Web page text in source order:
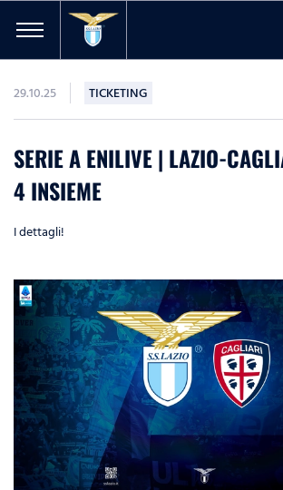
29.10.25 TICKETING
SERIE A ENILIVE | LAZIO-
4 INSIEME
I dettagli!